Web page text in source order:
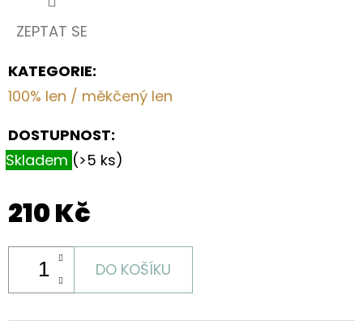
ZEPTAT SE
KATEGORIE:
100% len / měkčený len
DOSTUPNOST:
Skladem (>5 ks)
210 Kč
DO KOŠÍKU